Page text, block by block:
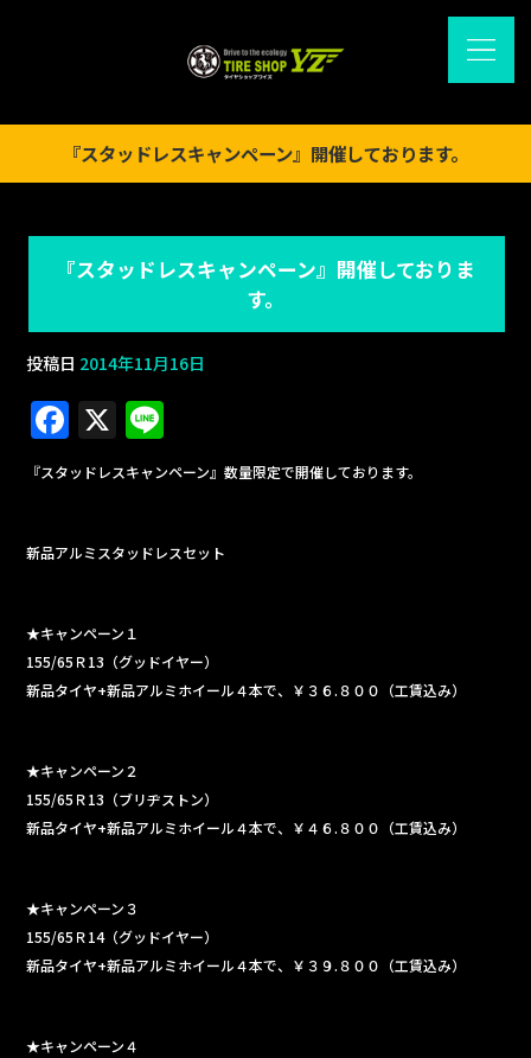
『スタッドレスキャンペーン』開催しております。
『スタッドレスキャンペーン』開催しておりま
す。
投稿日 2014年11月16日
F
a
c
e
b
o
k
X
n
e
『スタッドレスキャンペーン』数量限定で開催しております。
新品アルミスタッドレスセット
★キャンペーン１
155/65Ｒ13（グッドイヤー）
新品タイヤ+新品アルミホイール４本で、￥３６.８００（工賃込み）
★キャンペーン２
155/65Ｒ13（ブリヂストン）
新品タイヤ+新品アルミホイール４本で、￥４６.８００（工賃込み）
★キャンペーン３
155/65Ｒ14（グッドイヤー）
新品タイヤ+新品アルミホイール４本で、￥３９.８００（工賃込み）
★キャンペーン４